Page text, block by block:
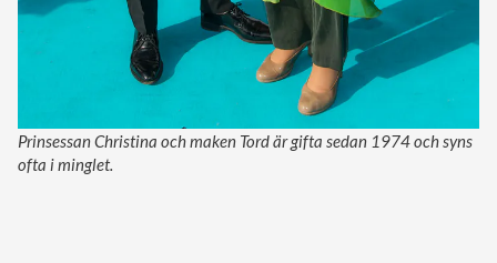
Prinsessan Christina och maken Tord är gifta sedan 1974 och syns
ofta i minglet.